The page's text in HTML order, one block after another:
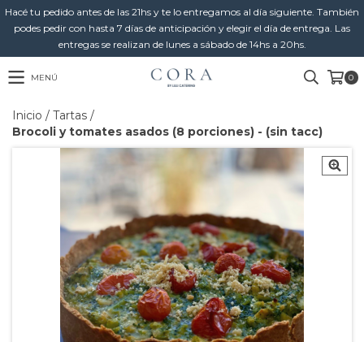
Hacé tu pedido antes de las 21hs y te lo entregamos al día siguiente. También
podes pedir con hasta 7 días de anticipación y elegir el día de entrega. Las
entregas se realizan de lunes a sábado de 14hs a 20hs.
MENÚ 0
Inicio / Tartas /
Brocoli y tomates asados (8 porciones) - (sin tacc)